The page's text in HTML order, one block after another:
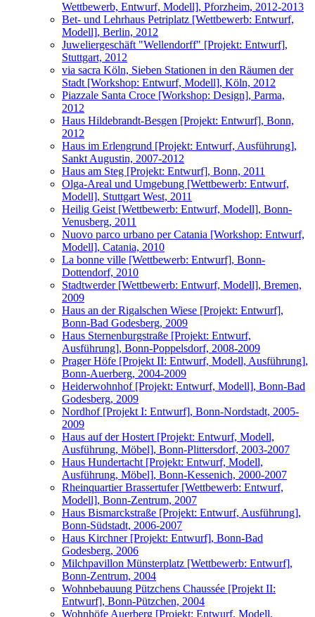
Wettbewerb, Entwurf, Modell], Pforzheim, 2012-2013
Bet- und Lehrhaus Petriplatz [Wettbewerb: Entwurf,
Modell], Berlin, 2012
Juweliergeschäft "Wellendorff" [Projekt: Entwurf],
Stuttgart, 2012
via sacra Köln, Sieben Stationen in den Räumen der
Stadt [Workshop: Entwurf, Modell], Köln, 2012
Piazzale Santa Croce [Workshop: Design], Parma,
2012
Haus Hildebrandt-Besgen [Projekt: Entwurf], Bonn,
2012
Haus im Erlengrund [Projekt: Entwurf, Ausführung],
Sankt Augustin, 2007-2012
Haus am Steg [Projekt: Entwurf], Bonn, 2011
Olga-Areal und Umgebung [Wettbewerb: Entwurf,
Modell], Stuttgart West, 2011
Heilig Geist [Wettbewerb: Entwurf, Modell], Bonn-
Venusberg, 2011
Nuovo parco urbano per Catania [Workshop: Entwurf,
Modell], Catania, 2010
La bonne ville [Wettbewerb: Entwurf], Bonn-
Dottendorf, 2010
Stadtwerder [Wettbewerb: Entwurf, Modell], Bremen,
2009
Haus an der Rigalschen Wiese [Projekt: Entwurf],
Bonn-Bad Godesberg, 2009
Haus Sternenburgstraße [Projekt: Entwurf,
Ausführung], Bonn-Poppelsdorf, 2008-2009
Prager Höfe [Projekt II: Entwurf, Modell, Ausführung],
Bonn-Auerberg, 2004-2009
Heiderwohnhof [Projekt: Entwurf, Modell], Bonn-Bad
Godesberg, 2009
Nordhof [Projekt I: Entwurf], Bonn-Nordstadt, 2005-
2009
Haus auf der Hostert [Projekt: Entwurf, Modell,
Ausführung, Möbel], Bonn-Plittersdorf, 2003-2007
Haus Hundertacht [Projekt: Entwurf, Modell,
Ausführung, Möbel], Bonn-Kessenich, 2000-2007
Rheinquartier Brassertufer [Wettbewerb: Entwurf,
Modell], Bonn-Zentrum, 2007
Haus Bismarckstraße [Projekt: Entwurf, Ausführung],
Bonn-Südstadt, 2006-2007
Haus Kirchner [Projekt: Entwurf], Bonn-Bad
Godesberg, 2006
Milchpavillon Münsterplatz [Wettbewerb: Entwurf],
Bonn-Zentrum, 2004
Wohnbebauung Pützchens Chaussée [Projekt II:
Entwurf], Bonn-Pützchen, 2004
Wohnhöfe Auerberg [Projekt: Entwurf, Modell,